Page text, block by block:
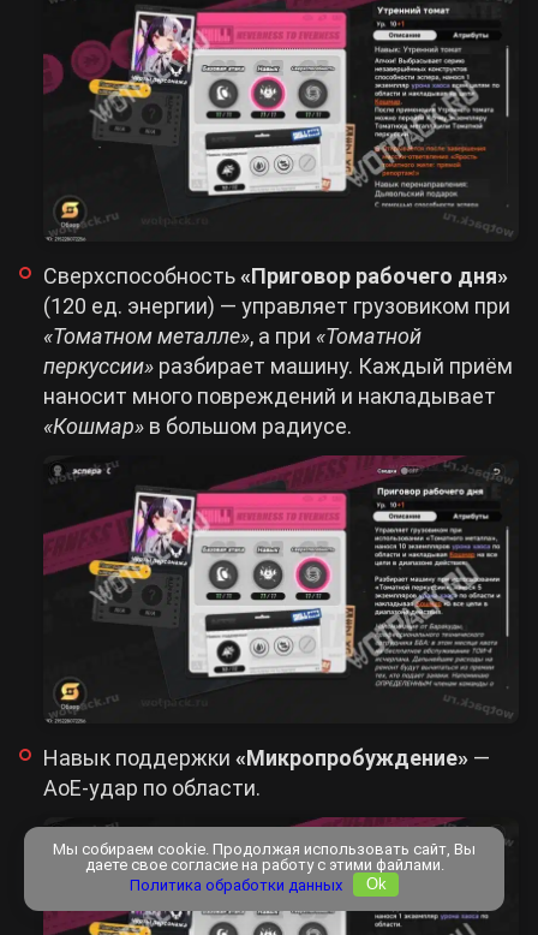
Сверхспособность«Приговор рабочего дня»
(120 ед. энергии) — управляет грузовиком при
«Томатном металле», а при «Томатной
перкуссии» разбирает машину. Каждый приём
наносит много повреждений и накладывает
«Кошмар» в большом радиусе.
Навык поддержки «Микропробуждение» —
АоЕ-удар по области.
Мы собираем cookie. Продолжая использовать сайт, Вы
даете свое согласие на работу с этими файлами.
Политика обработки данных
Ok